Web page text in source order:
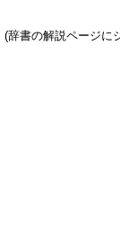
(辞書の解説ページに